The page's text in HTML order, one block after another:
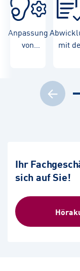
Anpassung
von
mit
Ihr
sich auf Sie!